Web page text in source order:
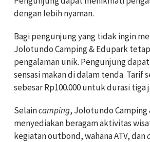
dengan lebih nyaman.
Bagi pengunjung yang tidak ingin
Jolotundo Camping & Edupark
pengalaman unik. Pengunjung
sensasi makan di dalam tenda. Tarif
sebesar Rp100.000 untuk durasi tiga
Selaincamping, Jolotundo Camping
menyediakan beragam aktivitas
kegiatan outbond, wahana ATV, dan